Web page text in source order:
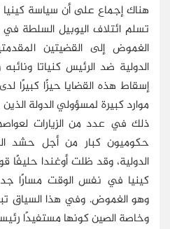
هناك إجماع على أن سياسة
الغموض إلى القضيتين
الدولية ضد الرئيس كنياتا
إسقاط هذه القضايا حيزًا كبيرًا
موارد كبيرة لمسؤولي الدولة
ذلك في عدد من الزيارات
حكوميون كبار من أجل حشد
الدولية، وقد ظلت أوغندا حليفًا
كينيا في نفس الوقت مسارًا
وهو الغموض. وفي هذا السياق
وخاصة الصين كونها مستفيدًا